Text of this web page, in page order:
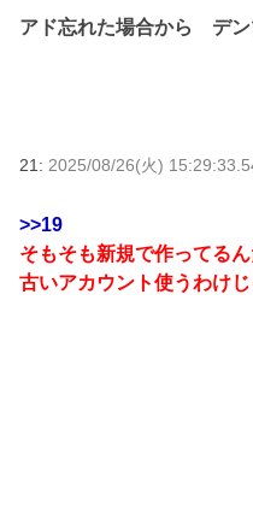
アド忘れた場合から デン
21: 2025/08/26(火)
>>19
そもそも新規で作ってる
古いアカウント使うわけ